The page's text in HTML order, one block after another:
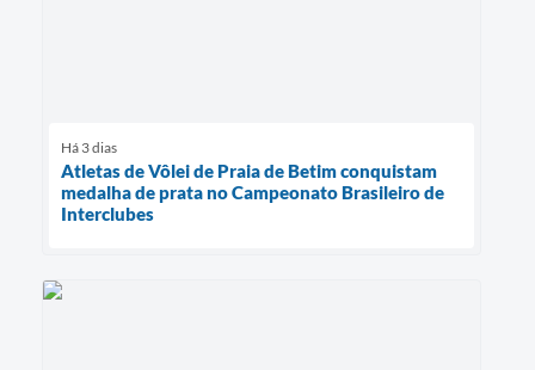
Há 3 dias
Atletas de Vôlei de Praia de Betim conquistam
medalha de prata no Campeonato Brasileiro de
Interclubes